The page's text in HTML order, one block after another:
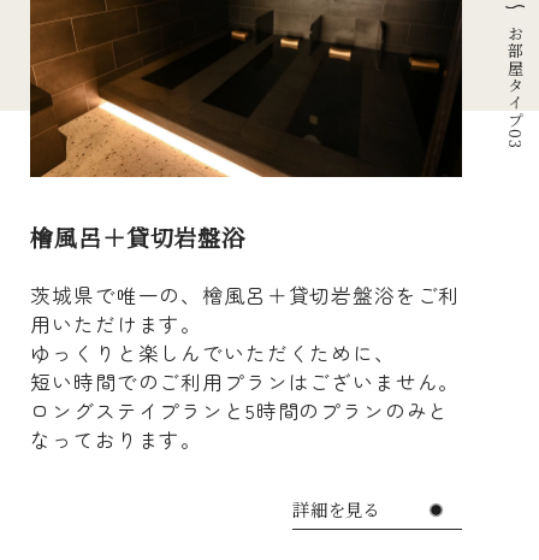
檜風呂＋貸切岩盤浴
茨城県で唯一の、檜風呂＋貸切岩盤浴をご利
用いただけます。
ゆっくりと楽しんでいただくために、
短い時間でのご利用プランはございません。
ロングステイプランと5時間のプランのみと
なっております。
詳細を見る
お部屋タイプ03